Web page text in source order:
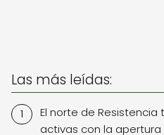
Las más leídas:
El norte de
activas con la apertura